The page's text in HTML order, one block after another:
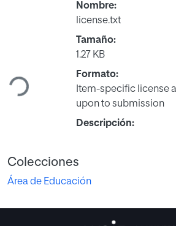
Cargando...
Nombre:
license.txt
Tamaño:
1.27 KB
Formato:
Item-specific license
upon to submission
Descripción:
Colecciones
Área de Educación